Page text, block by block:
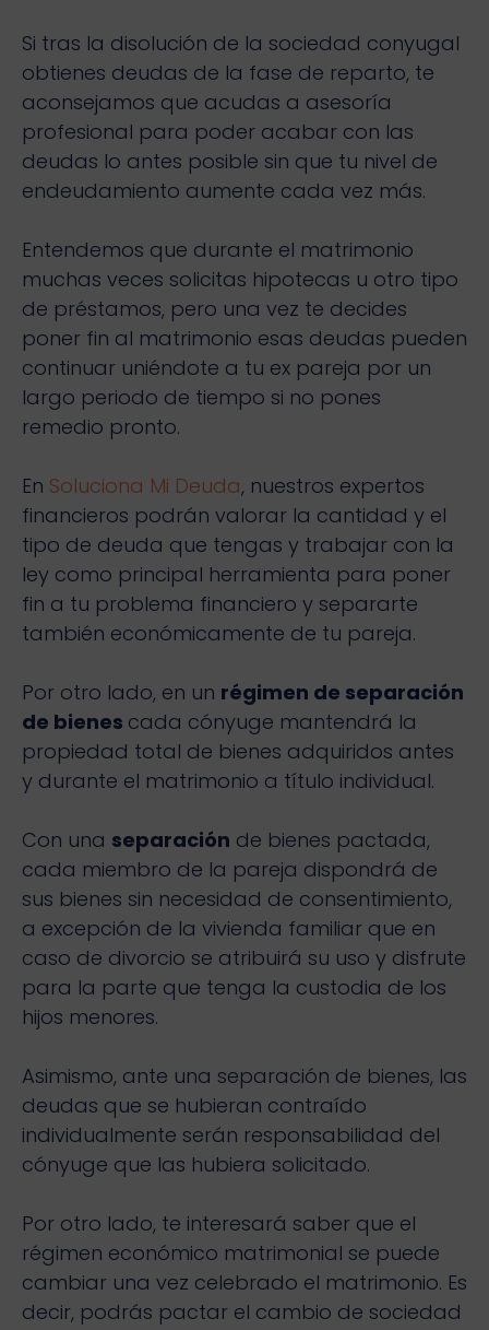
Si tras la disolución de la sociedad conyugal
obtienes deudas de la fase de reparto, te
aconsejamos que acudas a asesoría
profesional para poder acabar con las
deudas lo antes posible sin que tu nivel de
endeudamiento aumente cada vez más.
Entendemos que durante el matrimonio
muchas veces solicitas hipotecas u otro tipo
de préstamos, pero una vez te decides
poner fin al matrimonio esas deudas pueden
continuar uniéndote a tu ex pareja por un
largo periodo de tiempo si no pones
remedio pronto.
En Soluciona Mi Deuda, nuestros expertos
financieros podrán valorar la cantidad y el
tipo de deuda que tengas y trabajar con la
ley como principal herramienta para poner
fin a tu problema financiero y separarte
también económicamente de tu pareja.
Por otro lado, en un régimen de separación
de bienes cada cónyuge mantendrá la
propiedad total de bienes adquiridos antes
y durante el matrimonio a título individual.
Con una separación de bienes pactada,
cada miembro de la pareja dispondrá de
sus bienes sin necesidad de consentimiento,
a excepción de la vivienda familiar que en
caso de divorcio se atribuirá su uso y disfrute
para la parte que tenga la custodia de los
hijos menores.
Asimismo, ante una separación de bienes, las
deudas que se hubieran contraído
individualmente serán responsabilidad del
cónyuge que las hubiera solicitado.
Por otro lado, te interesará saber que el
régimen económico matrimonial se puede
cambiar una vez celebrado el matrimonio. Es
decir, podrás pactar el cambio de sociedad